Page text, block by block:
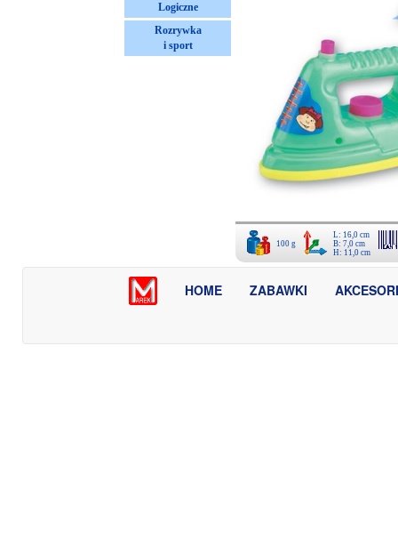
Logiczne
Rozrywka
i sport
100 g
L: 16,0 cm
B: 7,0 cm
H: 11,0 cm
HOME ZABAWKI